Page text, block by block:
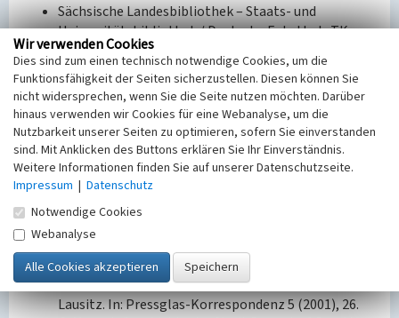
Sächsische Landesbibliothek – Staats- und
Universitätsbibliothek / Deutsche Fotothek: TK
(Äquidistantenkarte) Sachsen, Section
Strassgräbchen, 1883. 2022.
—: TK (Messtischblätter) Sachsen, Section
Bernsdorf, 1941. 2022.
—: TK (Messtischblätter) Sachsen, Section
Strassgräbchen – Bernsdorf, 1905. 2022.
—: TK (Messtischblätter) Sachsen, Section
Strassgräbchen – Bernsdorf, 1921. 2022.
US Geological Survey: Declassified Satellite Imagery
3 (1978). 2013.
J. Exner und Förderverein „Glasmuseum
Weißwasser“ e. V., Glashütten und Glaswerke in der
Lausitz und im ostelbischen Raum außerhalb der
Lausitz. In: Pressglas-Korrespondenz 5 (2001), 26.
Wir verwenden Cookies
Dies sind zum einen technisch notwendige Cookies, um die
Funktionsfähigkeit der Seiten sicherzustellen. Diesen können Sie
nicht widersprechen, wenn Sie die Seite nutzen möchten. Darüber
hinaus verwenden wir Cookies für eine Webanalyse, um die
Nutzbarkeit unserer Seiten zu optimieren, sofern Sie einverstanden
sind. Mit Anklicken des Buttons erklären Sie Ihr Einverständnis.
Weitere Informationen finden Sie auf unserer Datenschutzseite.
Impressum | Datenschutz
Notwendige Cookies
Webanalyse